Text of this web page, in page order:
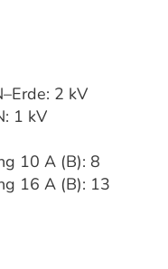
2 kV
1 kV
10 A (B): 8
16 A (B): 13